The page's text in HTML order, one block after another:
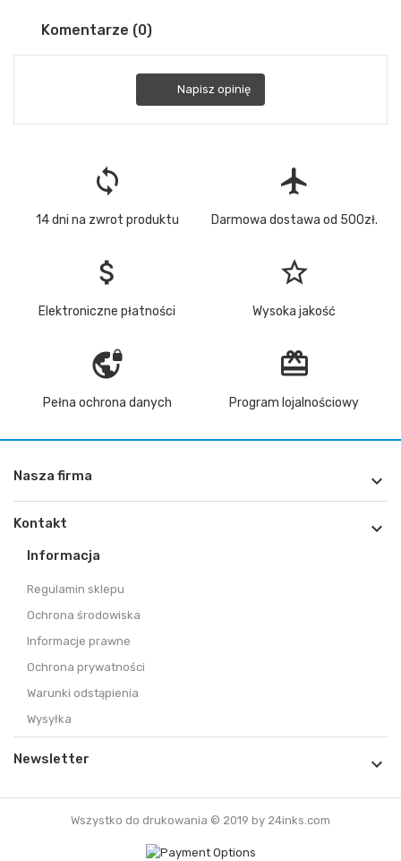
Komentarze (0)
Napisz opinię
loop
14 dni na zwrot produktu
flight
Darmowa dostawa od 500zł.
attach_money
Elektroniczne płatności
star_border
Wysoka jakość
vpn_lock
Pełna ochrona danych
redeem
Program lojalnościowy
Nasza firma 
Kontakt 
Informacja
Regulamin sklepu
Ochrona środowiska
Informacje prawne
Ochrona prywatności
Warunki odstąpienia
Wysyłka
Newsletter 
Wszystko do drukowania © 2019 by 24inks.com